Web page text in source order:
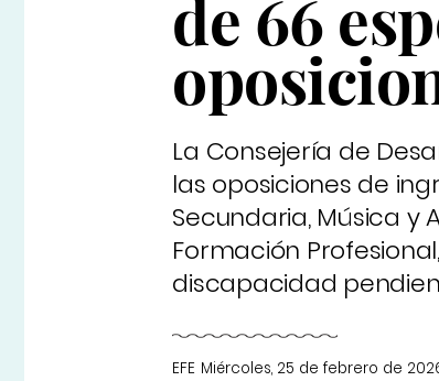
de 66
La Consejería de
las oposiciones de
Secundaria, Música y
Formación
discapacidad
EFE Miércoles, 25 de febrero de